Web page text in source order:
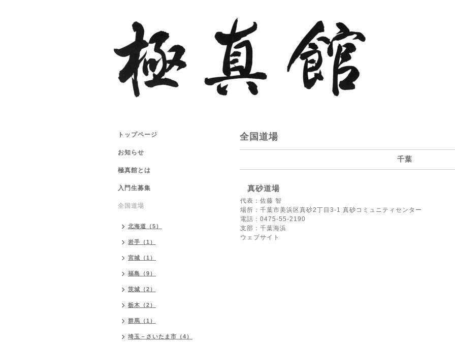
全国道場
千葉
真砂道場
代表：佐藤 智
場所：千葉市美浜区真砂2丁目3-1 真砂コミュニティセンター
電話：0475-55-2190
支部：千葉海浜
ウェブサイト
トップページ
お知らせ
極真館とは
入門生募集
全国道場
北海道（5）
岩手（1）
宮城（1）
福島（9）
茨城（2）
栃木（2）
群馬（1）
埼玉－さいたま市（4）